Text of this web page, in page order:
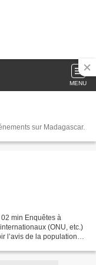
MENU
sur Madagascar.
min Enquêtes à
(ONU, etc.)
l’avis de la population